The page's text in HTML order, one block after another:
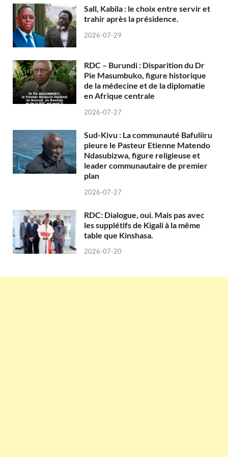
Sall, Kabila : le choix entre servir et
trahir après la présidence.
2026-07-29
RDC – Burundi : Disparition du Dr
Pie Masumbuko, figure historique
de la médecine et de la diplomatie
en Afrique centrale
2026-07-27
Sud-Kivu : La communauté Bafuliiru
pleure le Pasteur Etienne Matendo
Ndasubizwa, figure religieuse et
leader communautaire de premier
plan
2026-07-27
RDC: Dialogue, oui. Mais pas avec
les supplétifs de Kigali à la même
table que Kinshasa.
2026-07-20